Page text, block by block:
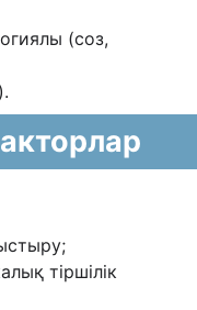
(соз,
тіршілік